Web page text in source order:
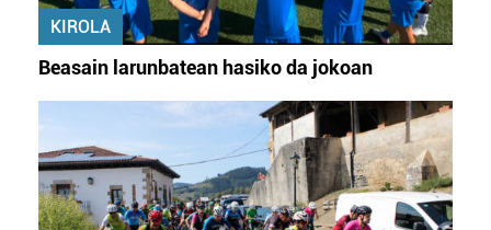
KIROLA
Beasain larunbatean hasiko da jokoan